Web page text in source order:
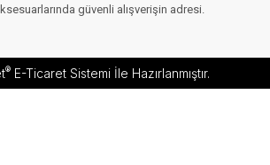
güvenli alışverişin adresi.
®E-Ticaret Sistemiİle Hazırlanmıştır.